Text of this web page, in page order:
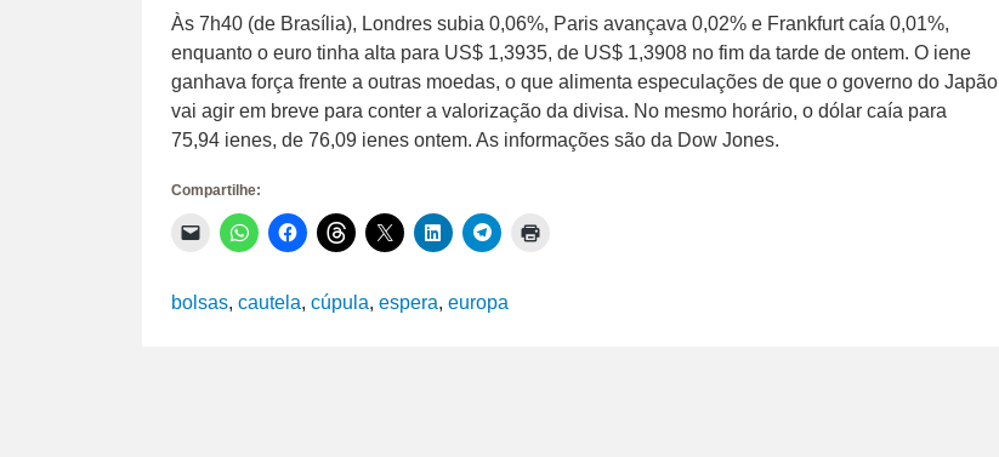
Às 7h40 (de Brasília), Londres subia 0,06%, Paris avançava 0,02% e Frankfurt caía 0,01%,
enquanto o euro tinha alta para US$ 1,3935, de US$ 1,3908 no fim da tarde de ontem. O iene
ganhava força frente a outras moedas, o que alimenta especulações de que o governo do Japão
vai agir em breve para conter a valorização da divisa. No mesmo horário, o dólar caía para
75,94 ienes, de 76,09 ienes ontem. As informações são da Dow Jones.
Compartilhe:
Clique
para
por
Clique
para
WhatsApp(abre
em
Clique
para
Facebook(abre
em
Clique
para
Threads(abre
em
Clique
para
em
Clique
para
em
Clique
para
em
bolsas, cautela, cúpula, espera, europa